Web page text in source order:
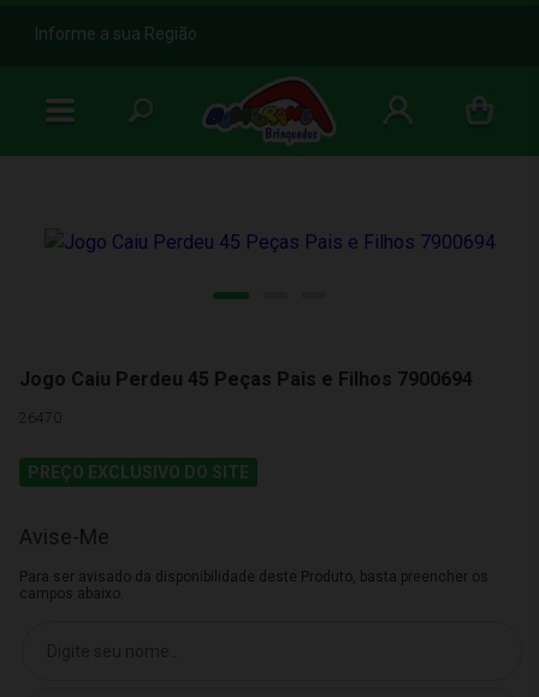
b
Informe a sua Região
Jogo Caiu Perdeu 45 Peças Pais e Filhos 7900694
26470
PREÇO EXCLUSIVO DO SITE
Avise-Me
Para ser avisado da disponibilidade deste Produto, basta preencher os
campos abaixo.